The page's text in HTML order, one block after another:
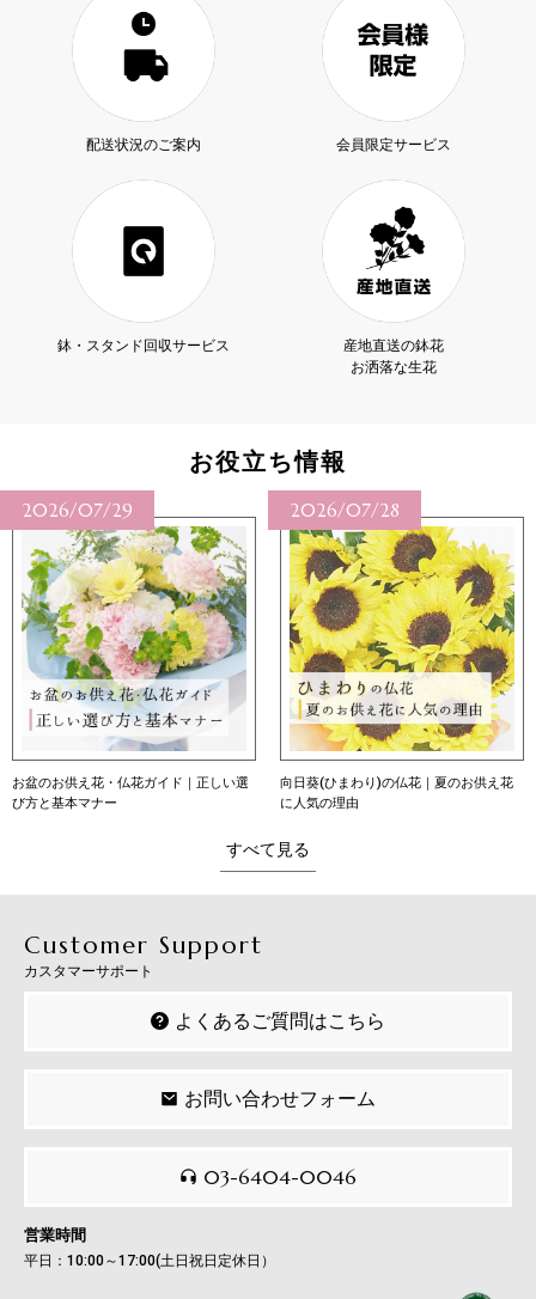
配送状況のご案内 会員限定サービス
鉢・スタンド回収サービス
産地直送の鉢花
お洒落な生花
お役立ち情報
2026/07/28
向日葵(ひまわり)の仏花｜夏のお供え花
に人気の理由
2026/07/27
向日葵（ひまわり）の花言葉｜本数別の
意味・育て方・贈り方
すべて見る
Customer Support
カスタマーサポート
よくあるご質問はこちら
お問い合わせフォーム
03-6404-0046
営業時間
平日：10:00～17:00(土日祝日定休日）